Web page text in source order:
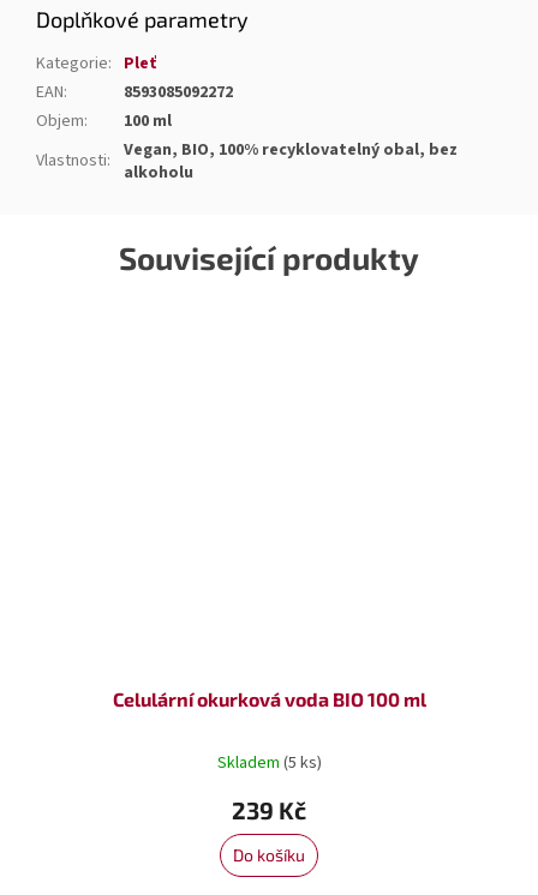
Související produkty
Celulární okurková voda BIO 100 ml
Skladem (5 ks)
239 Kč
Do košíku
Doplňkové parametry
Kategorie: Pleť
EAN:
8593085092272
Objem:
100 ml
Vlastnosti: Vegan, BIO, 100% recyklovatelný obal, bez
alkoholu